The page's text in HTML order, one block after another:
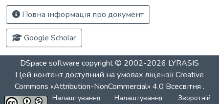
Повна інформація про документ
Google Scholar
DSpace software copyright © 2002-2026 LYRASIS
Цей контент доступний на умовах ліцензіїCreative
Commons «Attribution-NonCommercial» 4.0 Всесвітня .
Налаштування
Налаштування
Зворотній